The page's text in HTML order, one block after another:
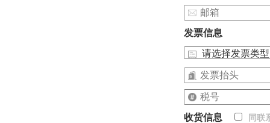
发票信息
收货信息 同联